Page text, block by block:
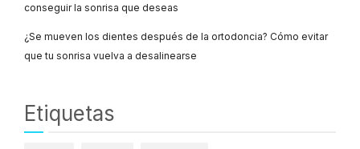
conseguir la sonrisa que deseas
¿Se mueven los dientes después de la ortodoncia? Cómo evitar
que tu sonrisa vuelva a desalinearse
Etiquetas